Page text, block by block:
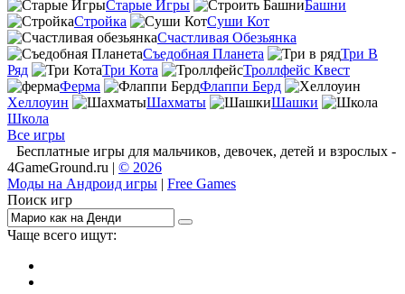
Старые Игры
Башни
Стройка
Суши Кот
Счастливая Обезьянка
Съедобная Планета
Три В
Ряд
Три Кота
Троллфейс Квест
Ферма
Флаппи Берд
Хеллоуин
Шахматы
Шашки
Школа
Все игры
Бесплатные игры для мальчиков, девочек, детей и взрослых -
4GameGround.ru | © 2026
Моды на Андроид игры | Free Games
Поиск игр
Чаще всего ищут: